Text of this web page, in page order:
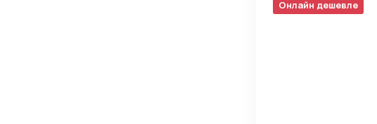
Онлайн дешевле